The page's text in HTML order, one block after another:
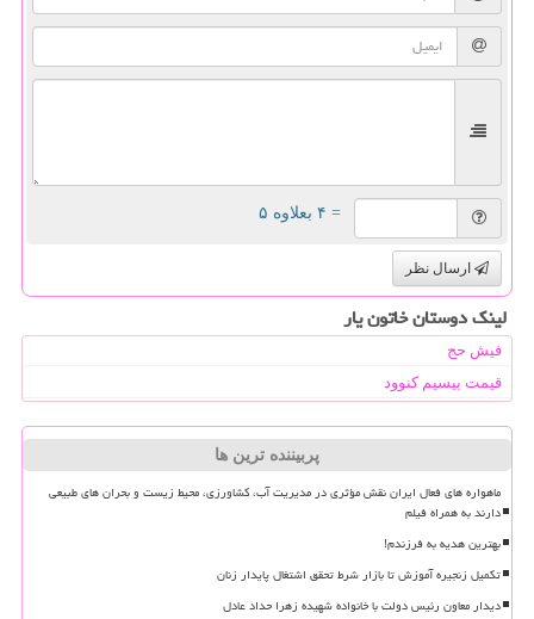
= ۴ بعلاوه ۵
ارسال نظر
لینک دوستان خاتون یار
فیش حج
قیمت بیسیم کنوود
پربیننده ترین ها
ماهواره های فعال ایران نقش مؤثری در مدیریت آب، کشاورزی، محیط زیست و بحران های طبیعی
دارند به همراه فیلم
بهترین هدیه به فرزندم!
تکمیل زنجیره آموزش تا بازار شرط تحقق اشتغال پایدار زنان
دیدار معاون رئیس دولت با خانواده شهیده زهرا حداد عادل